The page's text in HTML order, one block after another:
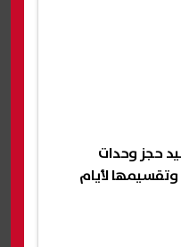
حجز وحدات
لأيام